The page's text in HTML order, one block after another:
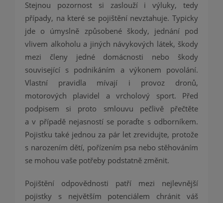
Stejnou pozornost si zaslouží i výluky, tedy
případy, na které se pojištění nevztahuje. Typicky
jde o úmyslně způsobené škody, jednání pod
vlivem alkoholu a jiných návykových látek, škody
mezi členy jedné domácnosti nebo škody
související s podnikáním a výkonem povolání.
Vlastní pravidla mívají i provoz dronů,
motorových plavidel a vrcholový sport. Před
podpisem si proto smlouvu pečlivě přečtěte
a v případě nejasností se poraďte s odborníkem.
Pojistku také jednou za pár let zrevidujte, protože
s narozením dětí, pořízením psa nebo stěhováním
se mohou vaše potřeby podstatně změnit.
Pojištění odpovědnosti patří mezi nejlevnější
pojistky s největším potenciálem chránit váš